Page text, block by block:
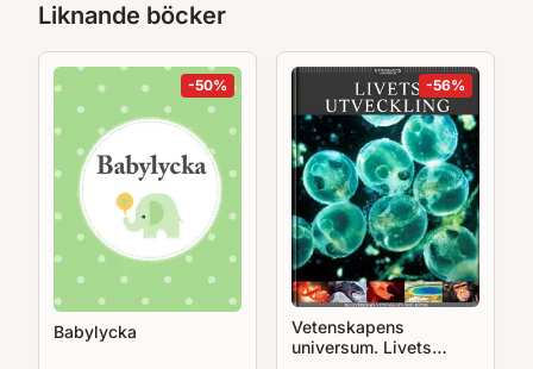
Liknande böcker
-50%
Babylycka
-56%
Vetenskapens
universum. Livets